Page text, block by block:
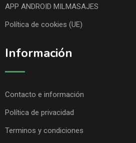
APP ANDROID MILMASAJES
Política de cookies (UE)
Información
Contacto e información
Política de privacidad
Terminos y condiciones